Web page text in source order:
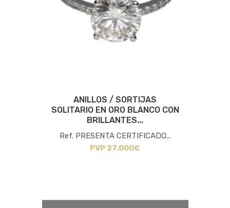
ANILLOS / SORTIJAS
SOLITARIO EN ORO BLANCO CON
BRILLANTES...
Ref. PRESENTA CERTIFICADO...
PVP 27.000€